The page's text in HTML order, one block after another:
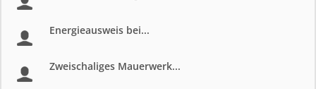
Energieausweis bei...
Zweischaliges Mauerwerk...